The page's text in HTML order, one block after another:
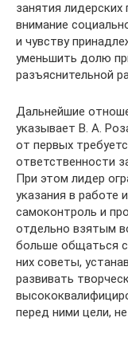
занятия
внимание
и чувству
уменьшить долю
разъяснительной
Дальнейшие
указывает В. А.
от первых
ответственности
При этом лидер
указания в работе
самоконтроль и
отдельно взятым
больше общаться
них советы,
развивать
перед ними цели,